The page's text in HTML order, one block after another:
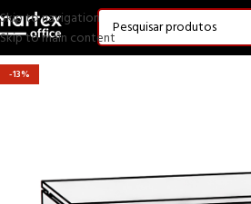
Skip to navigation
Skip to main content
-13%